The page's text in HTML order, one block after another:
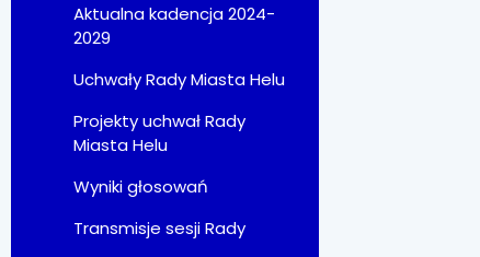
Aktualna kadencja 2024-
2029
Uchwały Rady Miasta Helu
Projekty uchwał Rady
Miasta Helu
Wyniki głosowań
Transmisje sesji Rady